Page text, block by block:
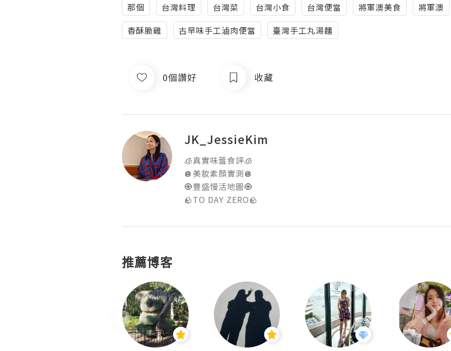
那個 台灣料理 台灣菜 台灣小食 台灣便當 將軍澳美食
將軍澳
香酥脆雞
古早味手工滷肉便當 臺灣手工丸湯麵
0個讚好 收藏
JK_JessieKim
🧊真實味蕾食評🧊
🪩美妝素顏實測🪩
🧿豐盛慢活地圖🧿
🪨TO DAY ZERO🪨
推薦博客